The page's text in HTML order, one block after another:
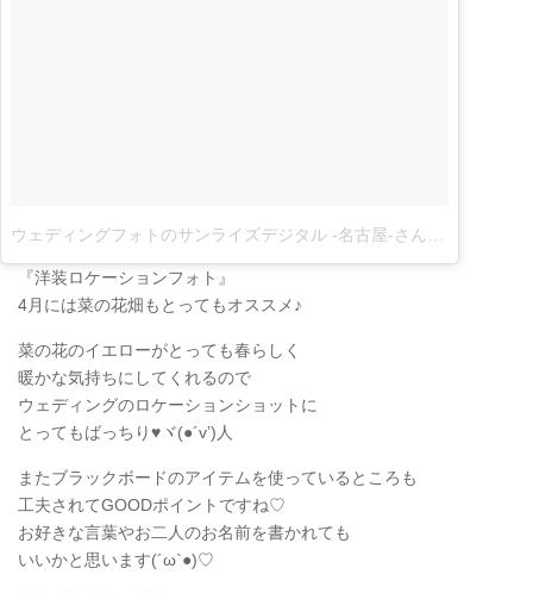
『洋装ロケーションフォト』
4月には菜の花畑もとってもオススメ♪
菜の花のイエローがとっても春らしく
暖かな気持ちにしてくれるので
ウェディングのロケーションショットに
とってもばっちり♥ヾ(●´v’)人
またブラックボードのアイテムを使っているところも
工夫されてGOODポイントですね♡
お好きな言葉やお二人のお名前を書かれても
いいかと思います(´ω`●)♡